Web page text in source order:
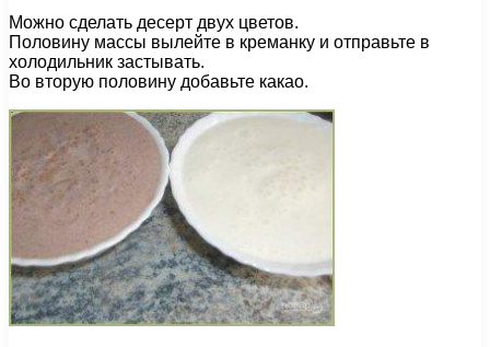
Можно сделать десерт двух цветов.
Половину массы вылейте в креманку и отправьте в
холодильник застывать.
Во вторую половину добавьте какао.